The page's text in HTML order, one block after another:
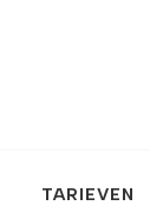
TARIEVEN